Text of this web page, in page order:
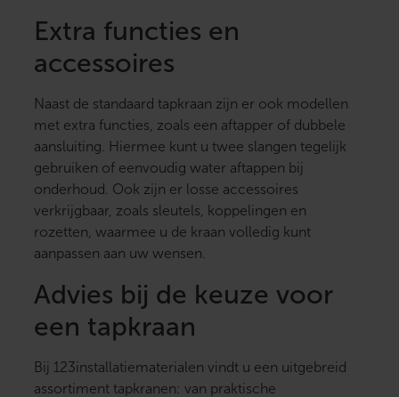
Extra functies en
accessoires
Naast de standaard tapkraan zijn er ook modellen
met extra functies, zoals een aftapper of dubbele
aansluiting. Hiermee kunt u twee slangen tegelijk
gebruiken of eenvoudig water aftappen bij
onderhoud. Ook zijn er losse accessoires
verkrijgbaar, zoals sleutels, koppelingen en
rozetten, waarmee u de kraan volledig kunt
aanpassen aan uw wensen.
Advies bij de keuze voor
een tapkraan
Bij 123installatiematerialen vindt u een uitgebreid
assortiment tapkranen: van praktische